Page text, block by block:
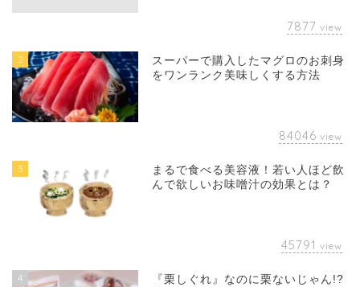
7877 view
2
スーパーで購入したマグロのお刺身
をワンランク美味しくする方法
84046 view
3
まるで食べる美容液！若い人ほど飲
んで欲しいお味噌汁の効果とは？
45791 view
4
『栗しぐれ』なのに栗ないじゃん!?